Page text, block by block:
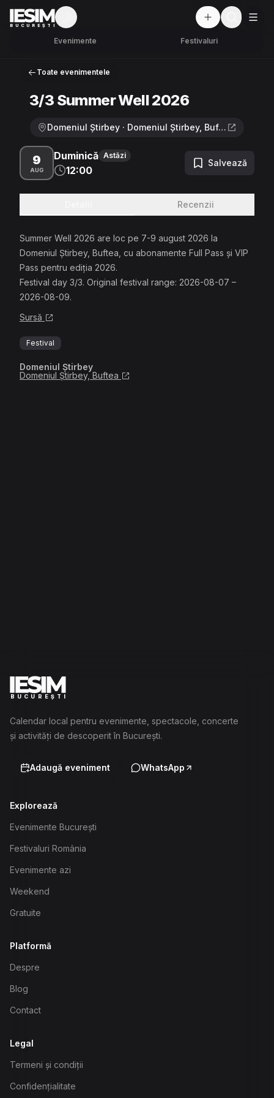
BUCUREȘTI Mod întunecat
Evenimente Festivaluri
Toate evenimentele
3/3 Summer Well 2026
Domeniul Știrbey · Domeniul Știrbey, Buftea
9
AUG
Duminică Astăzi
12:00
Salvează
Recenzii
Summer Well 2026 are loc pe 7-9 august 2026 la
Domeniul Știrbey, Buftea, cu abonamente Full Pass și VIP
Pass pentru ediția 2026.
Festival day 3/3. Original festival range: 2026-08-07 –
2026-08-09.
Sursă
Festival
Domeniul Știrbey
Domeniul Știrbey, Buftea
BUCUREȘTI
Calendar local pentru evenimente, spectacole, concerte
și activități de descoperit în București.
Adaugă eveniment WhatsApp
Explorează
Evenimente București
Festivaluri România
Evenimente azi
Weekend
Gratuite
Platformă
Despre
Blog
Contact
Legal
Termeni și condiții
Confidențialitate